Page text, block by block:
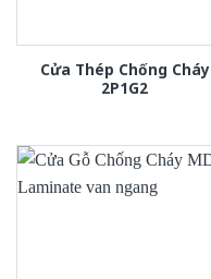
Cửa Thép Chống Cháy
2P1G2